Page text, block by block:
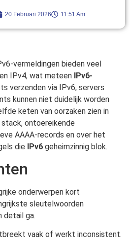
20 Februari 2026 11:51 Am
vermeldingen bieden veel
IPv4, wat meteen IPv6-
verzenden via IPv6, servers
kunnen niet duidelijk worden
keten van oorzaken zien in
ontoereikende
AAAA-records en over het
die IPv6 geheimzinnig blok.
onderwerpen kort
sleutelwoorden
detail ga.
vaak of werkt inconsistent.